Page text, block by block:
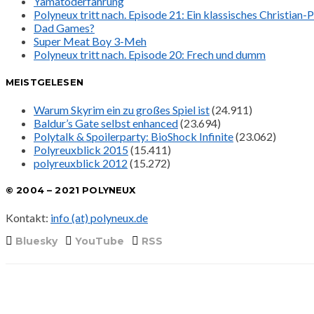
Polyneux tritt nach. Episode 21: Ein klassisches Christian-
Dad Games?
Super Meat Boy 3-Meh
Polyneux tritt nach. Episode 20: Frech und dumm
MEISTGELESEN
Warum Skyrim ein zu großes Spiel ist(24.911)
Baldur’s Gate selbst enhanced(23.694)
Polytalk & Spoilerparty: BioShock Infinite(23.062)
Polyreuxblick 2015(15.411)
polyreuxblick 2012 (15.272)
© 2004 – 2021 POLYNEUX
Kontakt: info (at) polyneux.de
Bluesky YouTube RSS